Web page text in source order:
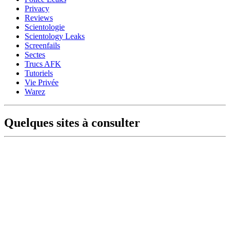
Privacy
Reviews
Scientologie
Scientology Leaks
Screenfails
Sectes
Trucs AFK
Tutoriels
Vie Privée
Warez
Quelques sites à consulter